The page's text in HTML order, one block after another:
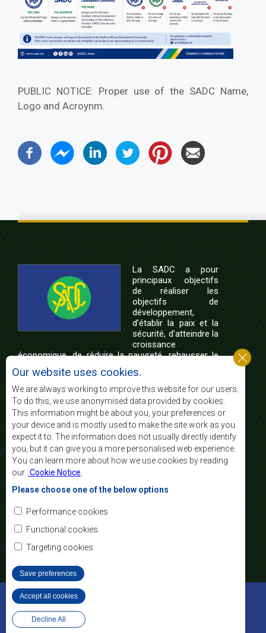
PUBLIC NOTICE: Proper use of the SADC Name,
Logo and Acroynm.
La SADC a pour
principaux objectifs
de réaliser les
objectifs de
développement,
d’établir la paix et la
sécurité, d’atteindre la
croissance
économique, de réduire la pauvreté, rehausser le
niveau et la qualité de vie du peuple de l’Afrique
australe et d’appuyer les défavorisés sociaux par le
biais de l’intégration régionale, de principes
démocratiques consolidés et d’un développement
équitable et durable.
Nous contacter
SADC House
Plot No. 54385
Central Business District
Private Bag 0095
©2022 SADC. Tous droits réservés.
Footer
Conception et développement de site Web - MindQ
Our website uses cookies.
We are always working to improve this website for our users.
To do this, we use anonymised data provided by cookies.
This information might be about you, your preferences or
your device and is mostly used to make the site work as you
expect it to. The information does not usually directly identify
you, but it can give you a more personalised web experience.
You can learn more about how we use cookies by reading
our Cookie Notice
Please choose one of the below options
Performance cookies
Functional cookies
Targeting cookies
Save preferences
Decline All
Accept all cookies
Withdraw consent